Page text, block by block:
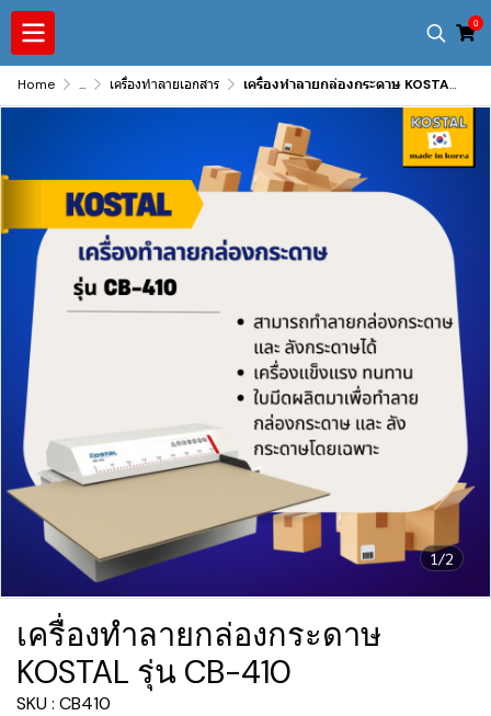
0
Home ... เครื่องทำลายเอกสาร เครื่องทำลายกล่องกระดาษ KOSTAL รุ่น CB-410
1/2
เครื่องทำลายกล่องกระดาษ
KOSTAL รุ่น CB-410
SKU : CB410